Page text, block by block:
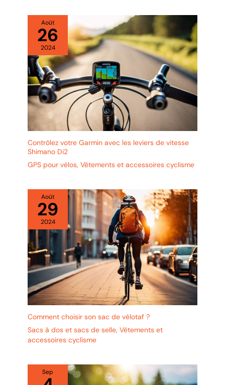
Août
26
2024
Contrôlez votre Garmin avec les leviers de vitesse
Shimano Di2
GPS pour vélos, Vêtements et accessoires cyclisme
Août
29
2024
Comment choisir son sac de vélotaf ?
Sacs à dos et sacs de selle, Vêtements et
accessoires cyclisme
Sep